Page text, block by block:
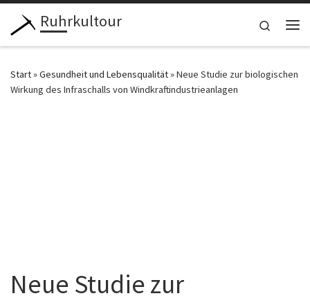
Zum Inhalt springen
Ruhrkultour
Search
Start»Gesundheit und Lebensqualität»Neue Studie zur biologischen
Wirkung des Infraschalls von Windkraftindustrieanlagen
Neue Studie zur